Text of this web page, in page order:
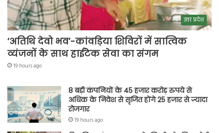
उत्तर प्रदेश
‘अतिथि देवो भव’-कांवड़िया शिविरों में सात्विक
व्यंजनों के साथ हाईटेक सेवा का संगम
19 hours ago
8 बड़ी कंपनियों के 45 हजार करोड़ रुपये से
अधिक के निवेश से सृजित होंगे 25 हजार से ज्यादा
रोजगार
19 hours ago